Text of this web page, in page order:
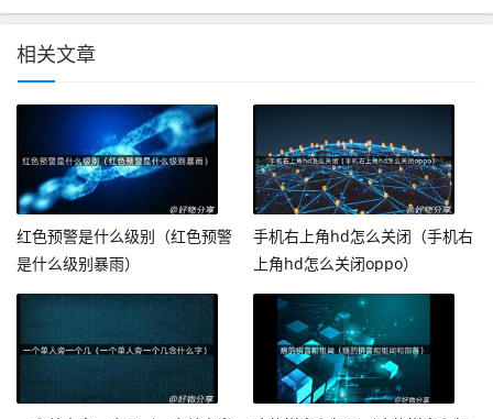
相关文章
红色预警是什么级别（红色预警
是什么级别暴雨）
手机右上角hd怎么关闭（手机右
上角hd怎么关闭oppo）